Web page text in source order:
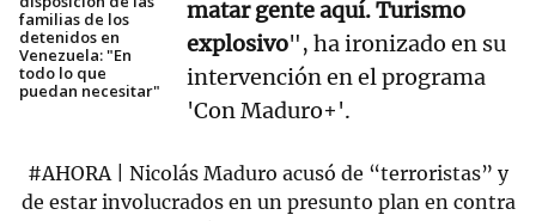
familias de los
detenidos en
Venezuela: "En
todo lo que
puedan necesitar"
matar gente aquí. Turismo
explosivo", ha ironizado en su
intervención en el programa
'Con Maduro+'.
#AHORA| Nicolás Maduro acusó de “terroristas” y
de estar involucrados en un presunto plan en contra